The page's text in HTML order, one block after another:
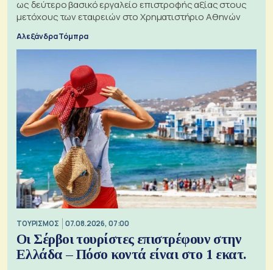
ως δεύτερο βασικό εργαλείο επιστροφής αξίας στους
μετόχους των εταιρειών στο Χρηματιστήριο Αθηνών
Αλεξάνδρα Τόμπρα
ΤΟΥΡΙΣΜΟΣ 07.08.2026, 07:00
Οι Σέρβοι τουρίστες επιστρέφουν στην
Ελλάδα – Πόσο κοντά είναι στο 1 εκατ.